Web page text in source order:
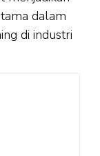
dalam
di industri